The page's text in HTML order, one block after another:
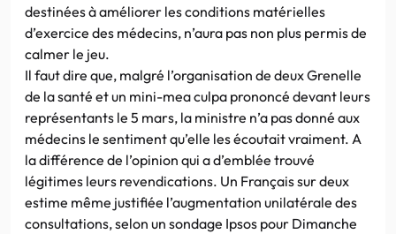
destinées à améliorer les conditions matérielles
d’exercice des médecins, n’aura pas non plus permis de
calmer le jeu.
Il faut dire que, malgré l’organisation de deux Grenelle
de la santé et un mini-mea culpa prononcé devant leurs
représentants le 5 mars, la ministre n’a pas donné aux
médecins le sentiment qu’elle les écoutait vraiment. A
la différence de l’opinion qui a d’emblée trouvé
légitimes leurs revendications. Un Français sur deux
estime même justifiée l’augmentation unilatérale des
consultations, selon un sondage Ipsos pour Dimanche